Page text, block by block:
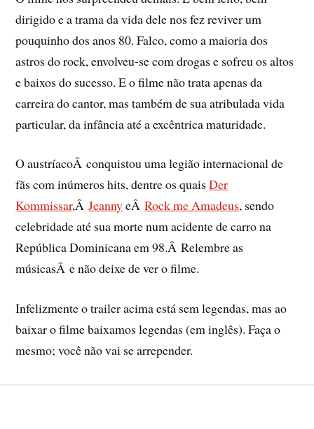
dirigido e a trama da vida dele nos fez reviver um
pouquinho dos anos 80. Falco, como a maioria dos
astros do rock, envolveu-se com drogas e sofreu os altos
e baixos do sucesso. E o filme não trata apenas da
carreira do cantor, mas também de sua atribulada vida
particular, da infância até a excêntrica maturidade.
O austrí­acoÂ conquistou uma legião internacional de
fãs com inúmeros hits, dentre os quaisDer
Kommissar,ÂJeannyeÂRock me Amadeus, sendo
celebridade até sua morte num acidente de carro na
República Dominicana em 98.Â Relembre as
músicasÂ e não deixe de ver o filme.
Infelizmente o trailer acima está sem legendas, mas ao
baixar o filme baixamos legendas (em inglês). Faça o
mesmo; você não vai se arrepender.